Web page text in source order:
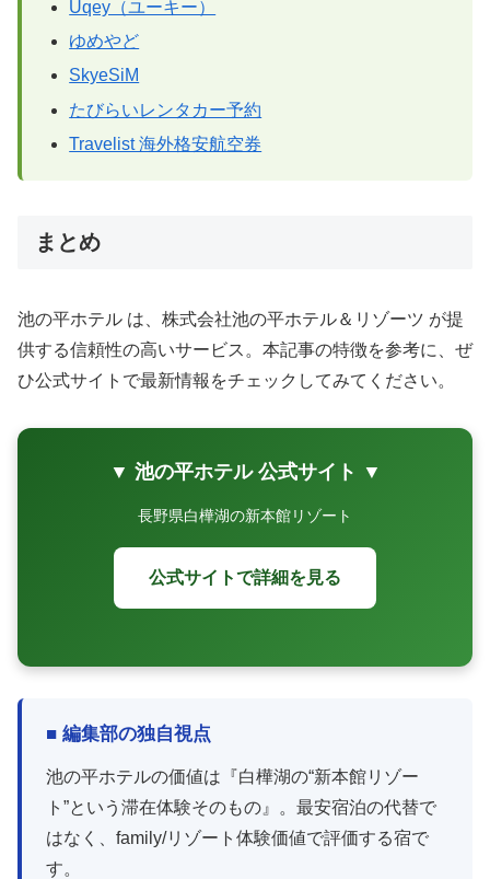
Uqey（ユーキー）
ゆめやど
SkyeSiM
たびらいレンタカー予約
Travelist 海外格安航空券
まとめ
池の平ホテル は、株式会社池の平ホテル＆リゾーツ が提
供する信頼性の高いサービス。本記事の特徴を参考に、ぜ
ひ公式サイトで最新情報をチェックしてみてください。
▼ 池の平ホテル 公式サイト ▼
長野県白樺湖の新本館リゾート
公式サイトで詳細を見る
■ 編集部の独自視点
池の平ホテルの価値は『白樺湖の“新本館リゾー
ト”という滞在体験そのもの』。最安宿泊の代替で
はなく、family/リゾート体験価値で評価する宿で
す。